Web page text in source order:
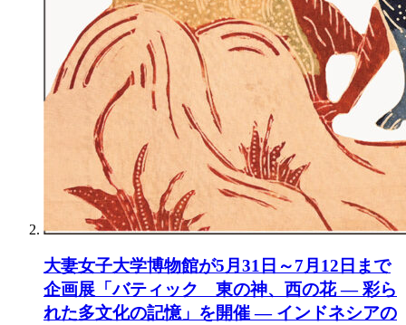
大妻女子大学博物館が5月31日～7月12日まで
企画展「バティック 東の神、西の花 ― 彩ら
れた多文化の記憶」を開催 ― インドネシアの